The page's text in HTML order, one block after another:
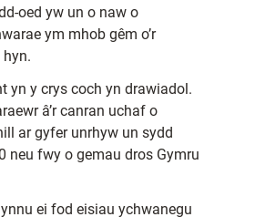
oed yw un o naw o
ym mhob gêm o’r
yn y crys coch yn drawiadol.
â’r canran uchaf o
ar gyfer unrhyw un sydd
neu fwy o gemau dros Gymru
ei fod eisiau ychwanegu